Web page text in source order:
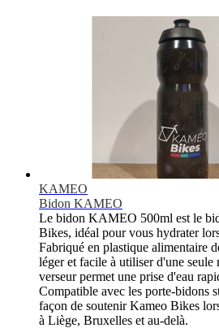
KAMEO
Bidon KAMEO
Le bidon KAMEO 500ml est le
Bikes, idéal pour vous hydrater
Fabriqué en plastique alimentaire
léger et facile à utiliser d'une
verseur permet une prise d'eau
Compatible avec les porte-bidons
façon de soutenir Kameo Bikes
à Liège, Bruxelles et au-delà.